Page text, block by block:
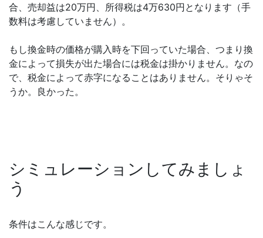
合、売却益は20万円、所得税は4万630円となります（手
数料は考慮していません）。
もし換金時の価格が購入時を下回っていた場合、つまり換
金によって損失が出た場合には税金は掛かりません。なの
で、税金によって赤字になることはありません。そりゃそ
うか。良かった。
シミュレーションしてみましょ
う
条件はこんな感じです。